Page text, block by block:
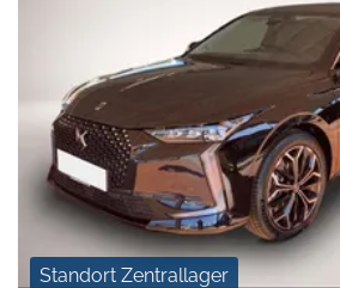
Standort Zentrallager